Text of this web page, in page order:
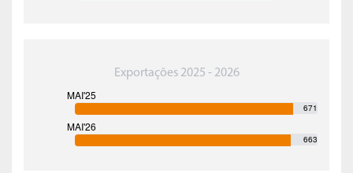
Exportações 2025 - 2026
671
663